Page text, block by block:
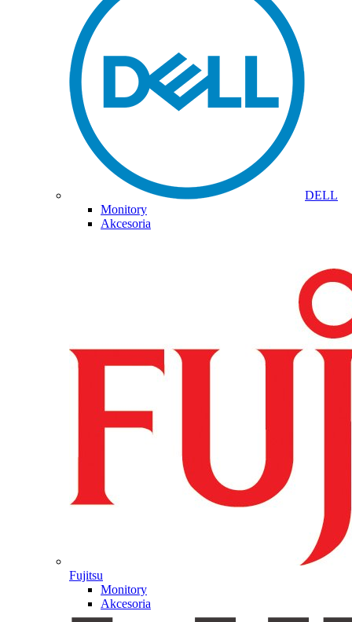
DELL
Monitory
Akcesoria
Fujitsu
Monitory
Akcesoria